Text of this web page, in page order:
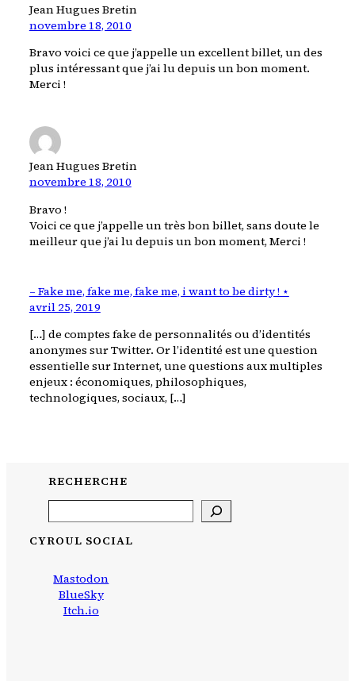
Jean Hugues Bretin
novembre 18, 2010
Bravo voici ce que j’appelle un excellent billet, un des
plus intéressant que j’ai lu depuis un bon moment.
Merci !
Jean Hugues Bretin
novembre 18, 2010
Bravo !
Voici ce que j’appelle un très bon billet, sans doute le
meilleur que j’ai lu depuis un bon moment, Merci !
– Fake me, fake me, fake me, i want to be dirty ! ⋆
avril 25, 2019
[…] de comptes fake de personnalités ou d’identités
anonymes sur Twitter. Or l’identité est une question
essentielle sur Internet, une questions aux multiples
enjeux : économiques, philosophiques,
technologiques, sociaux, […]
RECHERCHE
CYROUL SOCIAL
Mastodon
BlueSky
Itch.io